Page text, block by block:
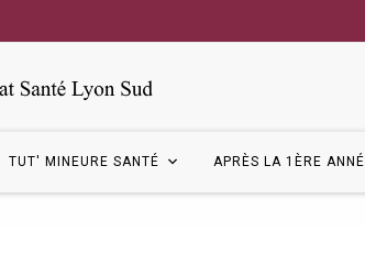
TUT' MINEURE SANTÉ APRÈS LA 1ÈRE